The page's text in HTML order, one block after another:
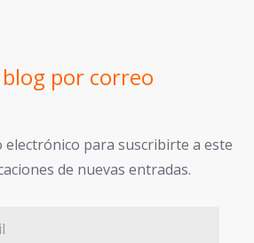
por correo
para suscribirte a este
de nuevas entradas.